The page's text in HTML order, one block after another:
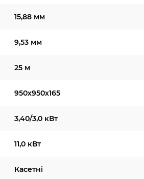
15,88 мм
9,53 мм
25 м
950х950х165
3,40/3,0 кВт
11,0 кВт
Касетні